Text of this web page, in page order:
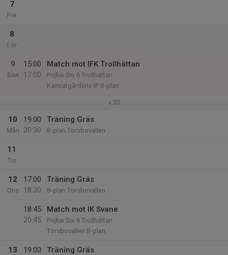
7
Fre
8
Lör
9
Sön
15:00
17:00
Match mot IFK Trollhättan
Pojkar Div 6 Trollhättan
Kamratgårdens IP B-plan
v.33
10
Mån
19:00
20:30
Träning Gräs
B-plan Torsbovallen
11
Tis
12
Ons
17:00
18:30
Träning Gräs
B-plan Torsbovallen
18:45
20:45
Match mot IK Svane
Pojkar Div 6 Trollhättan
Torsbovallen B-plan
13
19:00
Träning Gräs